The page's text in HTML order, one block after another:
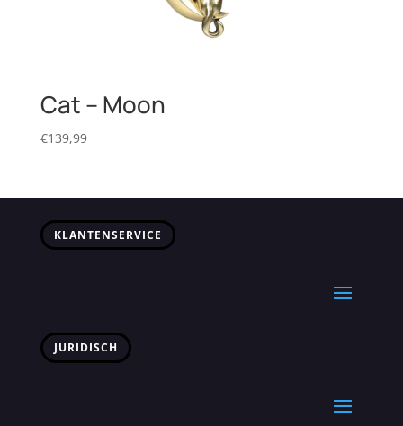
Cat – Moon
€139,99
KLANTENSERVICE
JURIDISCH